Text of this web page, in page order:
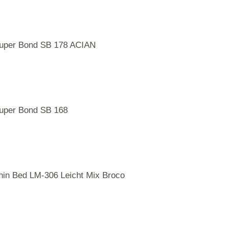
Bond SB 178 ACIAN
Bond SB 168
Bed LM-306 Leicht Mix Broco